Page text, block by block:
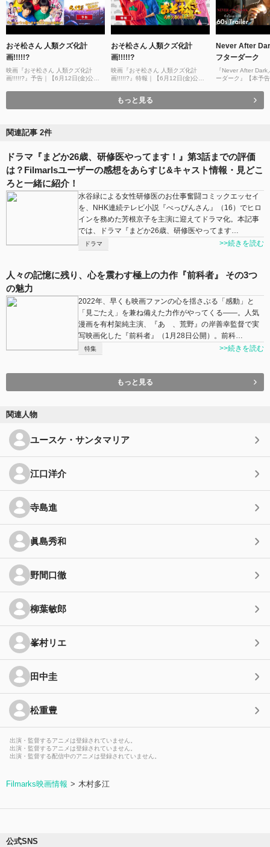
おそ松さん 人類クズ化計
画!!!!!?
映画『おそ松さん 人類クズ化計
画!!!!!?』予告｜【6月12日(金)公
おそ松さん 人類クズ化計
画!!!!!?
映画『おそ松さん 人類クズ化計
画!!!!!?』特報｜【6月12日(金)公
Never After
フターダーク
『Never After
ーダーク』【本予
もっと見る
関連記事 2件
ドラマ『まどか26歳、研修医やってます！』第3話までの評価
は？Filmarlsユーザーの感想をあらすじ&キャスト情報・見どこ
ろと一緒に紹介！
水谷緑による女性研修医のお仕事奮闘コミックエッセイ
を、NHK連続テレビ小説『べっぴんさん』（16）でヒロ
インを務めた芳根京子を主演に迎えてドラマ化。本記事
では、ドラマ『まどか26歳、研修医やってます…
ドラマ >>続きを読む
人々の記憶に残り、心を震わす極上の力作『前科者』 その3つ
の魅力
2022年、早くも映画ファンの心を揺さぶる「感動」と
「見ごたえ」を兼ね備えた力作がやってくる――。人気
漫画を有村架純主演、『あゝ、荒野』の岸善幸監督で実
写映画化した『前科者』（1月28日公開）。前科…
特集 >>続きを読む
もっと見る
関連人物
ユースケ・サンタマリア
江口洋介
寺島進
眞島秀和
野間口徹
柳葉敏郎
峯村リエ
田中圭
松重豊
出演・監督するアニメは登録されていません。
出演・監督するアニメは登録されていません。
出演・監督する配信中のアニメは登録されていません。
Filmarks映画情報 木村多江
公式SNS